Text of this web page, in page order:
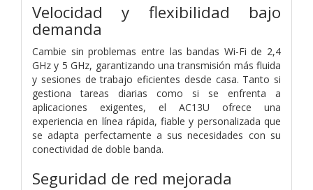
Velocidad y flexibilidad bajo
demanda
Cambie sin problemas entre las bandas Wi-Fi de 2,4
GHz y 5 GHz, garantizando una transmisión más fluida
y sesiones de trabajo eficientes desde casa. Tanto si
gestiona tareas diarias como si se enfrenta a
aplicaciones exigentes, el AC13U ofrece una
experiencia en línea rápida, fiable y personalizada que
se adapta perfectamente a sus necesidades con su
conectividad de doble banda.
Seguridad de red mejorada